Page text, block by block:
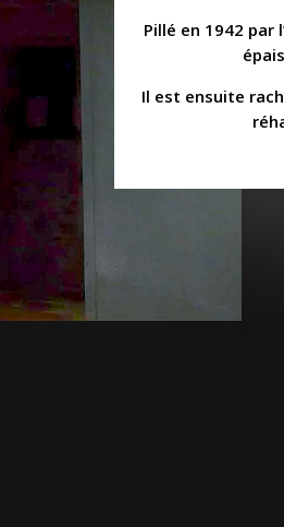
Pillé en 1942 par
Il est ensuite